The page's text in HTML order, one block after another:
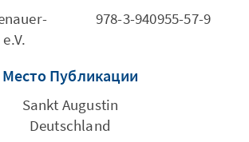
978-3-940955-57-9
Место Публикации
Sankt Augustin
Deutschland